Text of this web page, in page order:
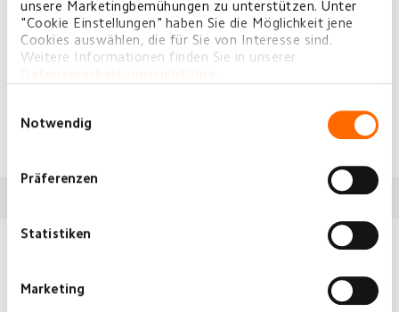
unsere Marketingbemühungen zu unterstützen. Unter
"Cookie Einstellungen" haben Sie die Möglichkeit jene
Cookies auswählen, die für Sie von Interesse sind.
Weitere Informationen finden Sie in unserer
Notwendig
Präferenzen
Statistiken
Marketing